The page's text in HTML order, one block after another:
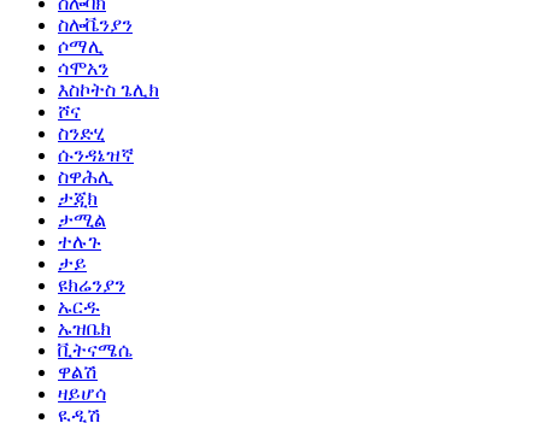
ስሎቬንያን
ሶማሊ
ሳሞአን
እስኮትስ ጌሊክ
ሾና
ስንድሂ
ሱንዳኔዝኛ
ስዋሕሊ
ታጂክ
ታሚል
ተሉጉ
ታይ
ዩክሬንያን
ኡርዱ
ኡዝቤክ
ቪትናሜሴ
ዋልሽ
ዛይሆሳ
ዪዲሽ